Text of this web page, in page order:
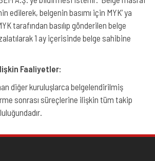
edilerek, belgenin basımı için MYK’ ya
tarafından basılıp gönderilen belge
1 ay içerisinde belge sahibine
Faaliyetler:
diğer kuruluşlarca belgelendirilmiş
sonrası süreçlerine ilişkin tüm takip